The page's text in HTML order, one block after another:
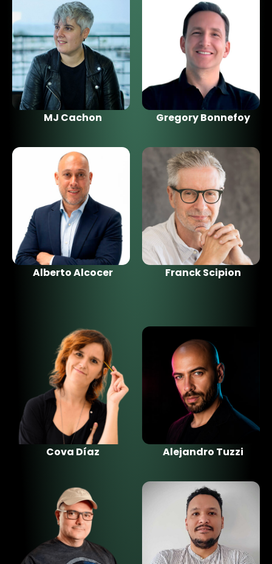
MJ Cachon Gregory Bonnefoy
Alberto Alcocer Franck Scipion
Cova Díaz Alejandro Tuzzi